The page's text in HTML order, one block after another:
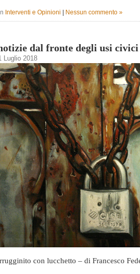
Interventi e Opinioni Nessun commento »
dal fronte degli usi civici
Luglio 2018
con lucchetto – di Francesco